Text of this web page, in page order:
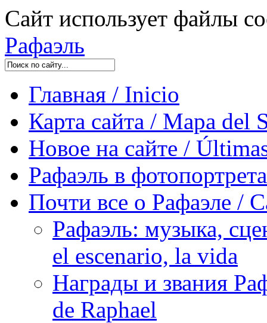
Сайт использует файлы
Рафаэль
Главная / Inicio
Карта сайта / Mapa del
Новое на сайте /
Рафаэль в
Почти все о Рафаэле /
Рафаэль: музыка,
el escenario, la vida
Награды и звания
de Raphael